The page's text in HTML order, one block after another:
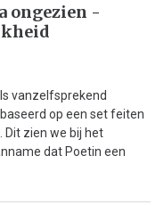
ongezien -
vanzelfsprekend
op een set feiten
zien we bij het
dat Poetin een